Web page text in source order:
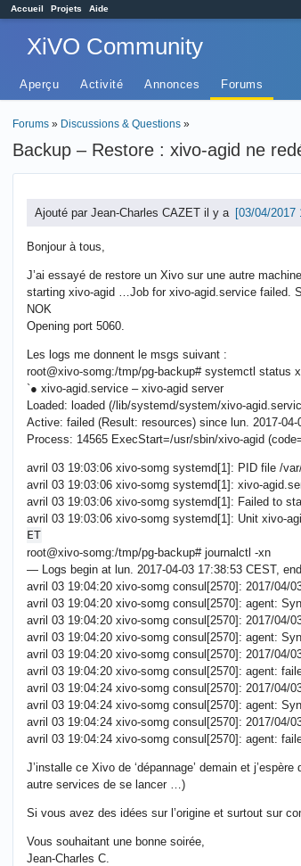
Accueil Projets Aide
XiVO Community
Aperçu Activité Annonces Forums
Forums » Discussions & Questions »
Backup – Restore : xivo-agid ne
Ajouté par Jean-Charles CAZET il y a
Bonjour à tous,
J’ai essayé de restore un Xivo sur une autre
starting xivo-agid …Job for xivo-agid.service failed.
NOK
Opening port 5060.
Les logs me donnent le msgs suivant :
root@xivo-somg:/tmp/pg-backup# systemctl status
`● xivo-agid.service – xivo-agid server
Loaded: loaded (/lib/systemd/system/xivo-
Active: failed (Result: resources) since lun. 2017-
Process: 14565 ExecStart=/usr/sbin/xivo-agid
avril 03 19:03:06 xivo-somg systemd[1]: PID file /
avril 03 19:03:06 xivo-somg systemd[1]: xivo-
avril 03 19:03:06 xivo-somg systemd[1]: Failed to
avril 03 19:03:06 xivo-somg systemd[1]: Unit xivo-
ET
root@xivo-somg:/tmp/pg-backup# journalctl -xn
— Logs begin at lun. 2017-04-03 17:38:53 CEST,
avril 03 19:04:20 xivo-somg consul[2570]: 2017/04/
avril 03 19:04:20 xivo-somg consul[2570]: agent:
avril 03 19:04:20 xivo-somg consul[2570]: 2017/04/
avril 03 19:04:20 xivo-somg consul[2570]: agent:
avril 03 19:04:20 xivo-somg consul[2570]: 2017/04/
avril 03 19:04:20 xivo-somg consul[2570]: agent:
avril 03 19:04:24 xivo-somg consul[2570]: 2017/04/
avril 03 19:04:24 xivo-somg consul[2570]: agent:
avril 03 19:04:24 xivo-somg consul[2570]: 2017/04/
avril 03 19:04:24 xivo-somg consul[2570]: agent:
J’installe ce Xivo de ‘dépannage’ demain et
autre services de se lancer …)
Si vous avez des idées sur l’origine et surtout sur
Vous souhaitant une bonne soirée,
Jean-Charles C.